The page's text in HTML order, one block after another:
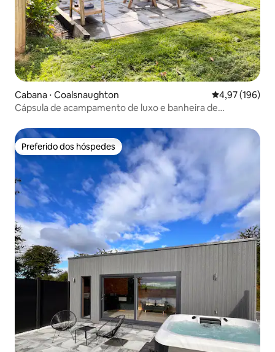
Cabana ⋅ Coalsnaughton 4,97 de uma
4,97 (196)
Cápsula de acampamento de luxo e banheira de
Preferido dos hóspedes
Preferido dos hóspedes